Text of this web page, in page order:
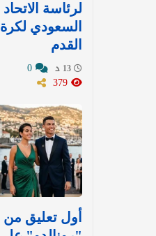
لرئاسة الاتحاد
السعودي لكرة
القدم
أول تعليق من